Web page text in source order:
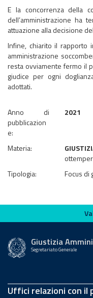
E la concorrenza della
dell’amministrazione ha
attuazione alla decisione
Infine, chiarito il rapporto
amministrazione
resta ovviamente fermo il
giudice per ogni
adottati.
Anno di
pubblicazion
e:
2021
Materia:
Tipologia:
Focus di
Valuta
Giustizia
Segretariato Generale
Uffici relazioni con il